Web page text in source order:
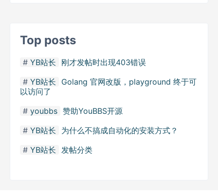
Top posts
YB站长
刚才发帖时出现403错误
YB站长
Golang 官网改版，playground 终于可
以访问了
youbbs 赞助YouBBS开源
YB站长
为什么不搞成自动化的安装方式？
YB站长 发帖分类